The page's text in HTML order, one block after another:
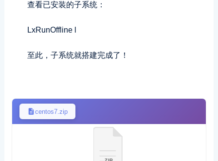
查看已安装的子系统：
LxRunOffline l
至此，子系统就搭建完成了！
centos7.zip